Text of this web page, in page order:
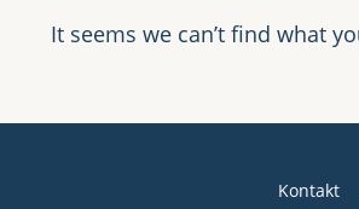
It seems we can’t find what
Kontakt